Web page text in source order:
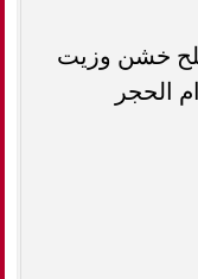
خشن وزيت
الحجر